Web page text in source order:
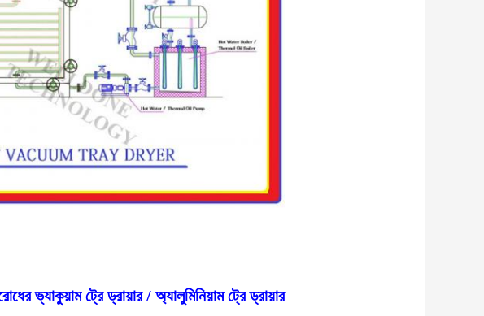
ভ্যাকুয়াম ট্রে ড্রায়ার / অ্যালুমিনিয়াম ট্রে ড্রায়ার